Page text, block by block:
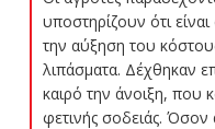
υποστηρίζουν ότι
την αύξηση του
λιπάσματα. Δέχθηκαν
καιρό την άνοιξη, που
φετινής σοδειάς. Όσον